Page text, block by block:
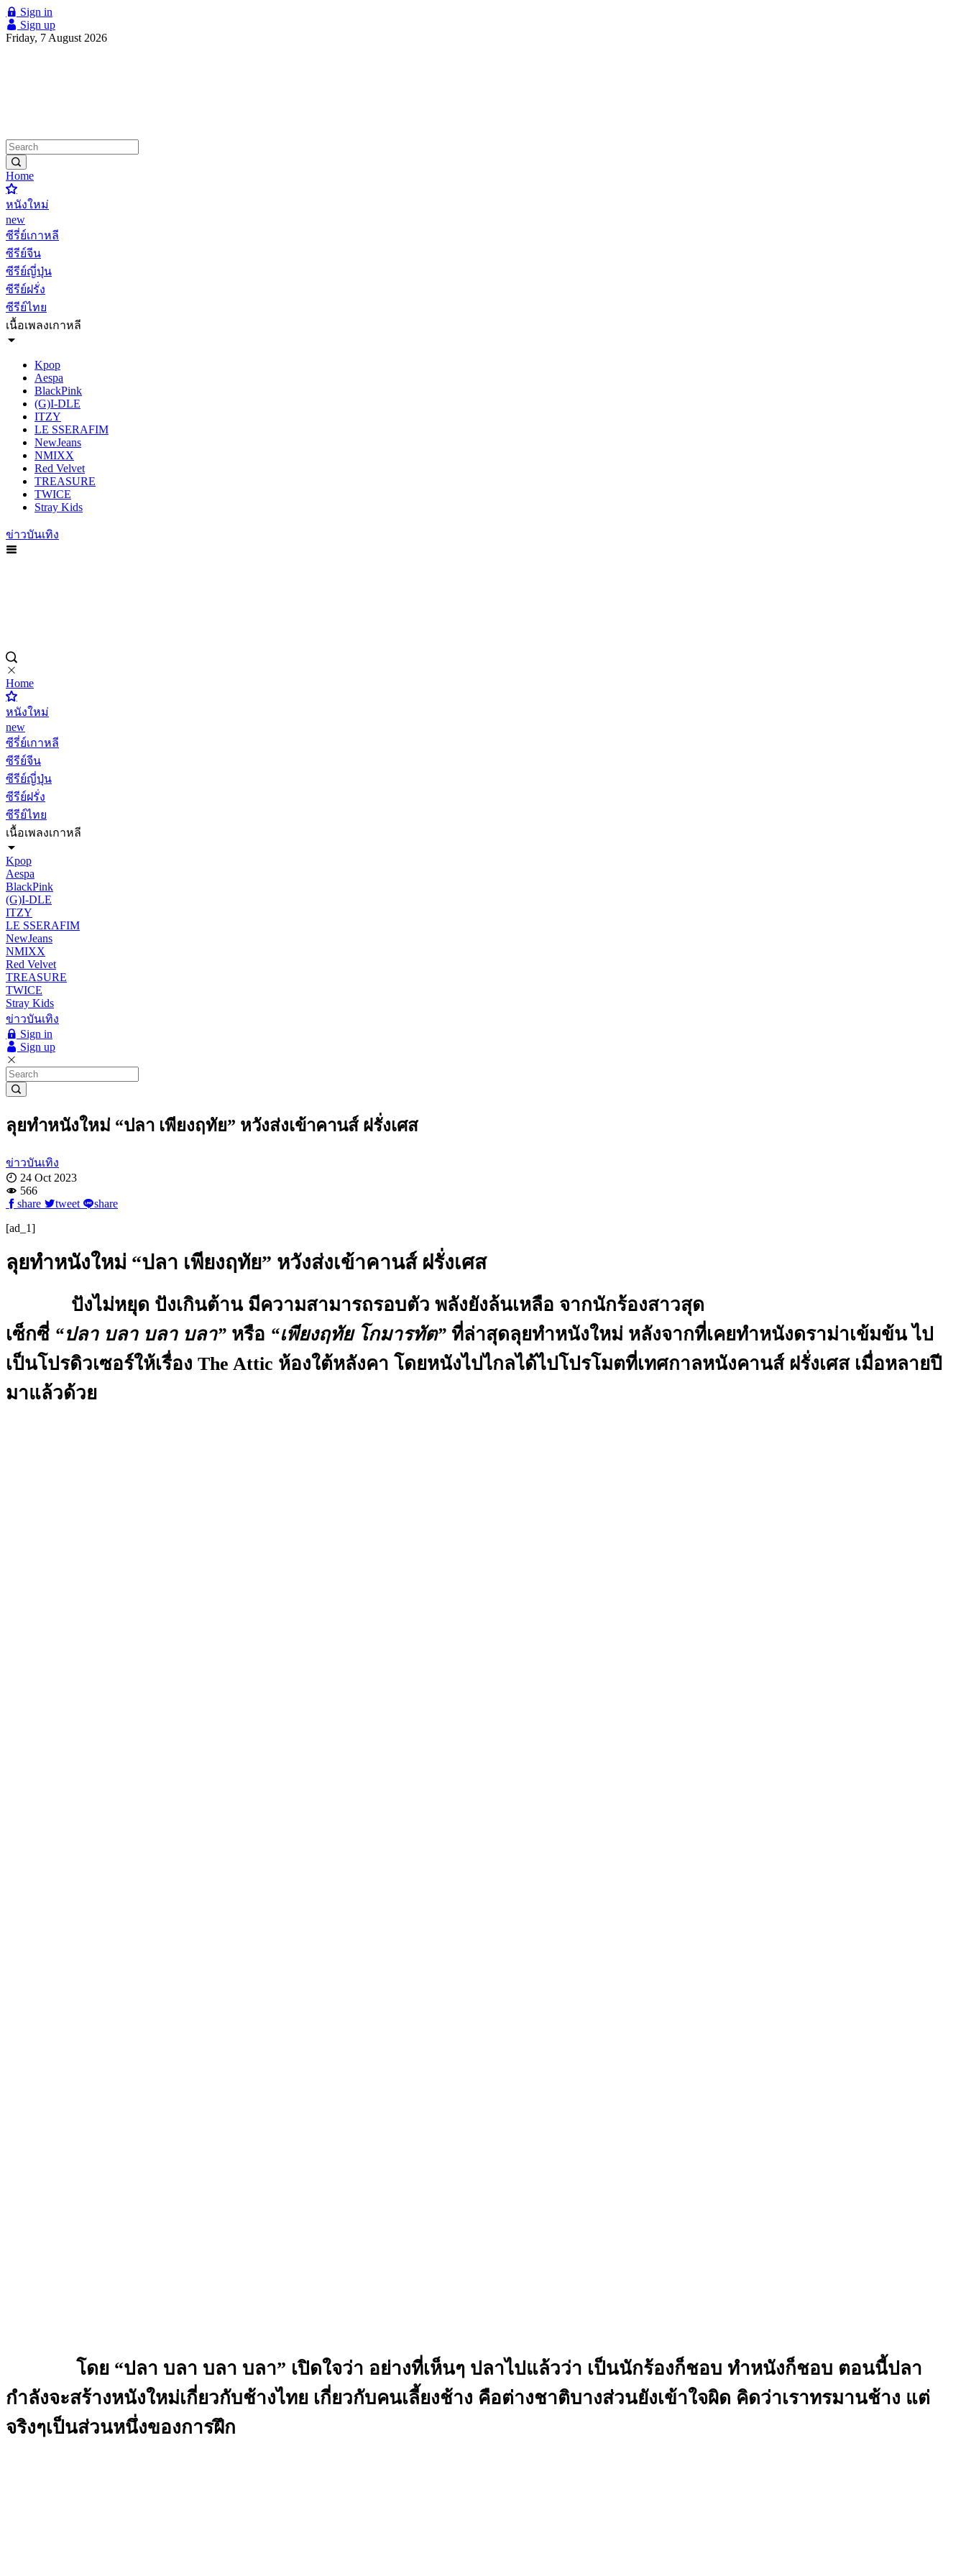
Sign in
Sign up
Friday, 7 August 2026
Home
หนังใหม่
new
ซีรี่ย์เกาหลี
ซีรีย์จีน
ซีรีย์ญี่ปุ่น
ซีรีย์ฝรั่ง
ซีรีย์ไทย
เนื้อเพลงเกาหลี
Kpop
Aespa
BlackPink
(G)I-DLE
ITZY
LE SSERAFIM
NewJeans
NMIXX
Red Velvet
TREASURE
TWICE
Stray Kids
ข่าวบันเทิง
Home
หนังใหม่
new
ซีรี่ย์เกาหลี
ซีรีย์จีน
ซีรีย์ญี่ปุ่น
ซีรีย์ฝรั่ง
ซีรีย์ไทย
เนื้อเพลงเกาหลี
Kpop
Aespa
BlackPink
(G)I-DLE
ITZY
LE SSERAFIM
NewJeans
NMIXX
Red Velvet
TREASURE
TWICE
Stray Kids
ข่าวบันเทิง
Sign in
Sign up
ลุยทำหนังใหม่ “ปลา เพียงฤทัย” หวังส่งเข้าคานส์ ฝรั่งเศส
ข่าวบันเทิง
24 Oct 2023
566
share
tweet
share
[ad_1]
ลุยทำหนังใหม่ “ปลา เพียงฤทัย” หวังส่งเข้าคานส์ ฝรั่งเศส
ปังไม่หยุด ปังเกินต้าน มีความสามารถรอบตัว พลังยังล้นเหลือ จากนักร้องสาวสุด
เซ็กซี่ “ปลา บลา บลา บลา” หรือ “เพียงฤทัย โกมารทัต” ที่ล่าสุดลุยทำหนังใหม่ หลังจากที่เคยทำหนังดราม่าเข้มข้น ไป
เป็นโปรดิวเซอร์ให้เรื่อง The Attic ห้องใต้หลังคา โดยหนังไปไกลได้ไปโปรโมตที่เทศกาลหนังคานส์ ฝรั่งเศส เมื่อหลายปี
มาแล้วด้วย
โดย “ปลา บลา บลา บลา” เปิดใจว่า อย่างที่เห็นๆ ปลาไปแล้วว่า เป็นนักร้องก็ชอบ ทำหนังก็ชอบ ตอนนี้ปลา
กำลังจะสร้างหนังใหม่เกี่ยวกับช้างไทย เกี่ยวกับคนเลี้ยงช้าง คือต่างชาติบางส่วนยังเข้าใจผิด คิดว่าเราทรมานช้าง แต่
จริงๆเป็นส่วนหนึ่งของการฝึก